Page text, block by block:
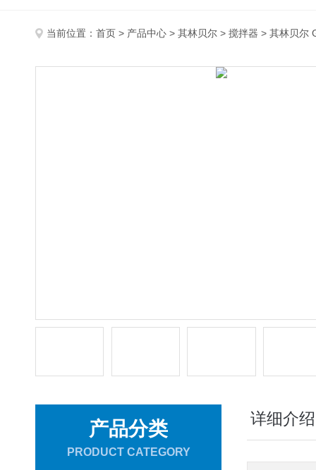
当前位置： 首页 > 产品中心 > 其林贝尔 > 搅拌器 > 其林贝尔
产品分类
PRODUCT CATEGORY
详细介绍